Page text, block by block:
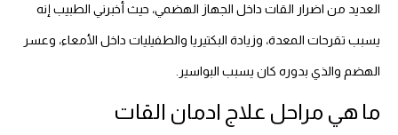
العديد من اضرار القات داخل الجهاز الهضمي، حيث أخبرني الطبيب إنه
يسبب تقرحات المعدة، وزيادة البكتيريا والطفيليات داخل الأمعاء، وعسر
الهضم والذي بدوره كان يسبب البواسير.
ما هي مراحل علاج ادمان القات